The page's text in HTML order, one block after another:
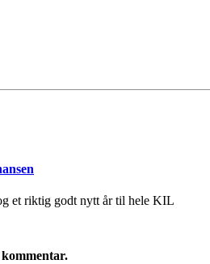
et riktig godt nytt år til hele KIL